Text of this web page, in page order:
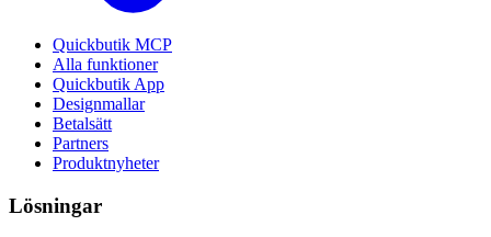
Quickbutik MCP
Alla funktioner
Quickbutik App
Designmallar
Betalsätt
Partners
Produktnyheter
Lösningar